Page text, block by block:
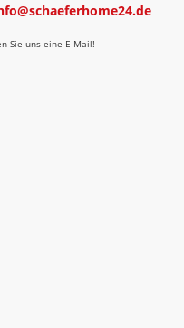
Sie uns eine E-Mail!